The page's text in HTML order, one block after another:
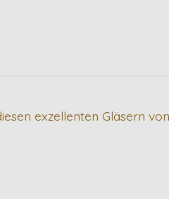
exzellenten Gläsern